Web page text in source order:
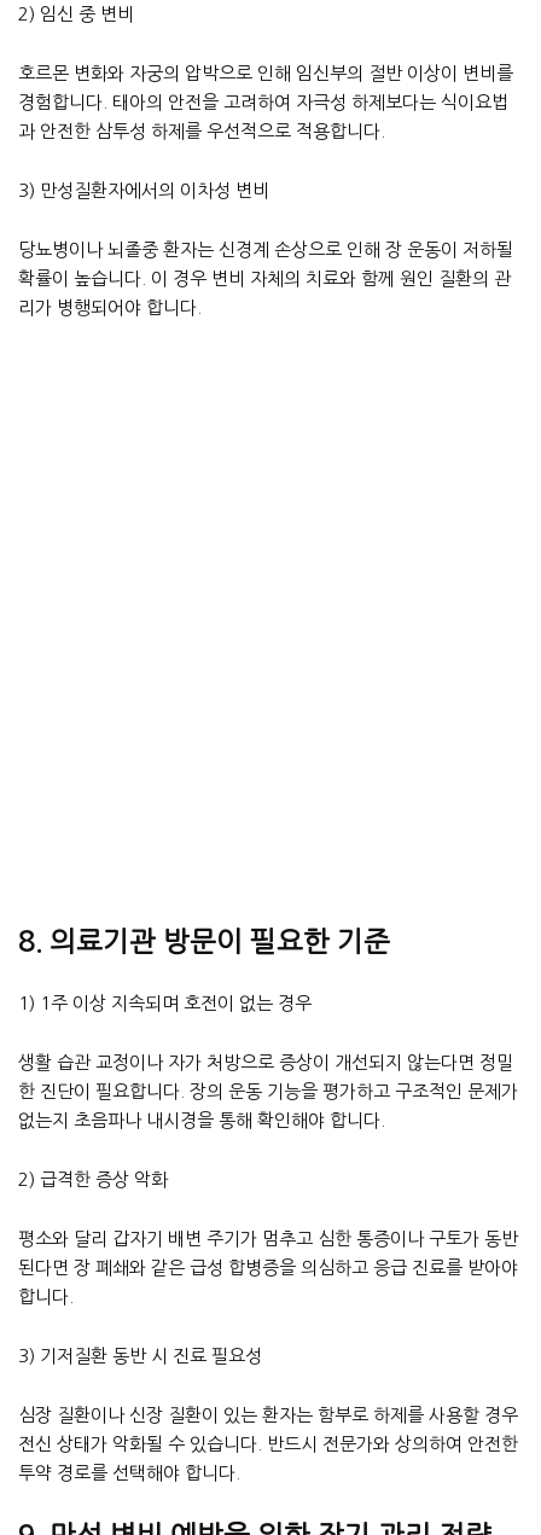
2) 임신 중 변비
호르몬 변화와 자궁의 압박으로 인해 임신부의 절반 이상이 변비를
경험합니다. 태아의 안전을 고려하여 자극성 하제보다는 식이요법
과 안전한 삼투성 하제를 우선적으로 적용합니다.
3) 만성질환자에서의 이차성 변비
당뇨병이나 뇌졸중 환자는 신경계 손상으로 인해 장 운동이 저하될
확률이 높습니다. 이 경우 변비 자체의 치료와 함께 원인 질환의 관
리가 병행되어야 합니다.
8. 의료기관 방문이 필요한 기준
1) 1주 이상 지속되며 호전이 없는 경우
생활 습관 교정이나 자가 처방으로 증상이 개선되지 않는다면 정밀
한 진단이 필요합니다. 장의 운동 기능을 평가하고 구조적인 문제가
없는지 초음파나 내시경을 통해 확인해야 합니다.
2) 급격한 증상 악화
평소와 달리 갑자기 배변 주기가 멈추고 심한 통증이나 구토가 동반
된다면 장 폐쇄와 같은 급성 합병증을 의심하고 응급 진료를 받아야
합니다.
3) 기저질환 동반 시 진료 필요성
심장 질환이나 신장 질환이 있는 환자는 함부로 하제를 사용할 경우
전신 상태가 악화될 수 있습니다. 반드시 전문가와 상의하여 안전한
투약 경로를 선택해야 합니다.